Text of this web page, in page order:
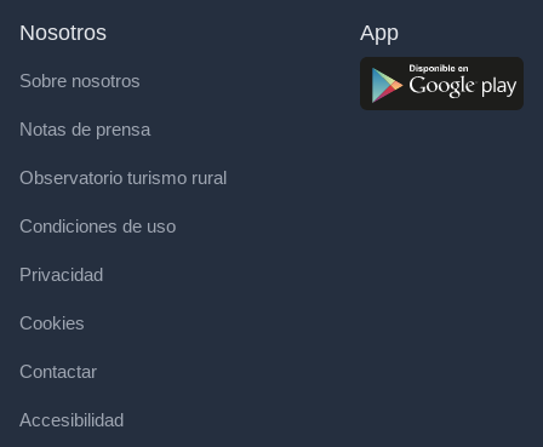
Nosotros
Sobre nosotros
Notas de prensa
Observatorio turismo rural
Condiciones de uso
Privacidad
Cookies
Contactar
Accesibilidad
App